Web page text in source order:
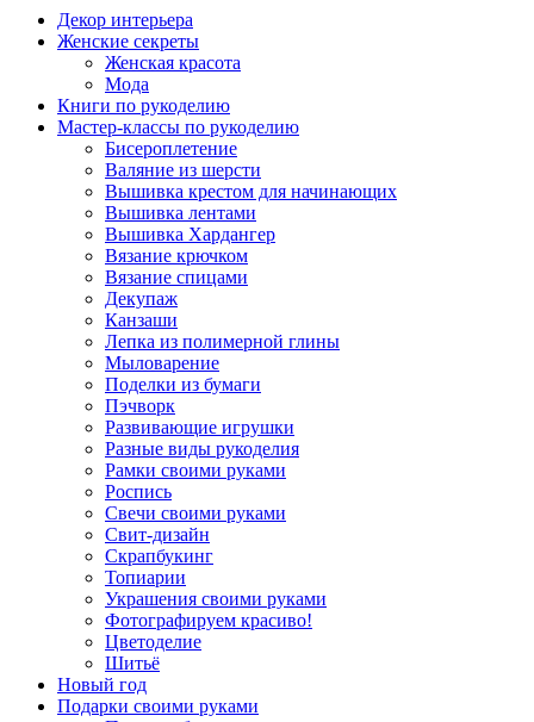
Декор интерьера
Женские секреты
Женская красота
Мода
Книги по рукоделию
Мастер-классы по рукоделию
Бисероплетение
Валяние из шерсти
Вышивка крестом для начинающих
Вышивка лентами
Вышивка Хардангер
Вязание крючком
Вязание спицами
Декупаж
Канзаши
Лепка из полимерной глины
Мыловарение
Поделки из бумаги
Пэчворк
Развивающие игрушки
Разные виды рукоделия
Рамки своими руками
Роспись
Свечи своими руками
Свит-дизайн
Скрапбукинг
Топиарии
Украшения своими руками
Фотографируем красиво!
Цветоделие
Шитьё
Новый год
Подарки своими руками